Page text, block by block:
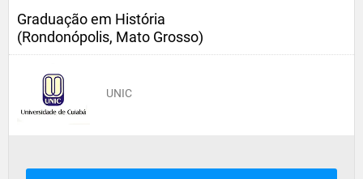
Graduação em História
(Rondonópolis, Mato Grosso)
UNIC